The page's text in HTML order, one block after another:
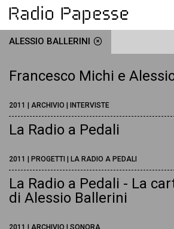
ALESSIO BALLERINI
Francesco Michi e
2011 | ARCHIVIO | INTERVISTE
La Radio a Pedali
2011 | PROGETTI | LA RADIO A PEDALI
La Radio a Pedali - La
di Alessio Ballerini
2011 | ARCHIVIO | SONORA